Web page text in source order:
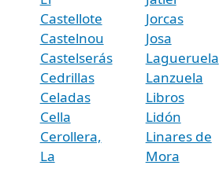
Castellote
Castelnou
Castelserás
Cedrillas
Celadas
Cella
Cerollera,
La
Jorcas
Josa
Lagueruela
Lanzuela
Libros
Lidón
Linares de
Mora